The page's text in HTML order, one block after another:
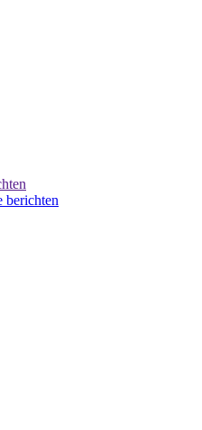
berichten